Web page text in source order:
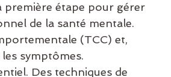
première étape pour gérer
de la santé mentale.
(TCC) et,
symptômes.
Des techniques de